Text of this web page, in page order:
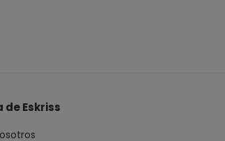
de Eskriss